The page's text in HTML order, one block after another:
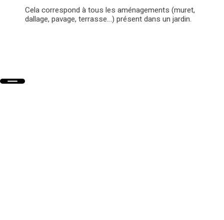
Cela correspond à tous les aménagements (muret,
dallage, pavage, terrasse…) présent dans un jardin.